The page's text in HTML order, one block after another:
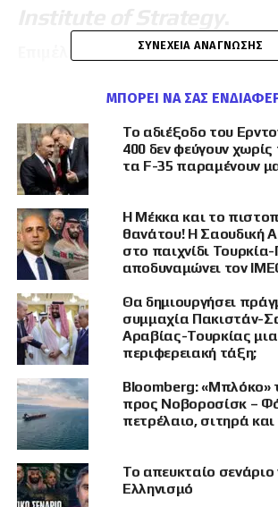
Χρήστος Κωνσταντινίδη
Στο άρθρο του, ο Ινδός στρατηγός
Κύπρου όχι ως μια απλή
διαμάχη, αλλά ως μια σύνθετη
σύγκρουση που επηρεάζει την
Ευρώπης, τη συνοχή του ΝΑΤΟ, τις
ισορροπίες και τη νέα παγκόσμια
αρχιτεκτονική.
Ο Rajan Kochhar περιγράφει την
Μεσόγειο ως ένα πεδίο όπου
ιστορία, εθνικισμός, ενεργειακά
στρατιωτική ισχύς και
κυριαρχίας. Όπως επισημαίνει, η
επιδιώκει να εδραιώσει
και να επιβάλει τη δική της
θαλάσσια δικαιώματα, ενώ η
Κύπρος στηρίζονται στο διεθνές
στην υπεράσπιση της εδαφικής
απέναντι στον τουρκικό
ΣΥΝΈΧΕΙΑ ΑΝΆΓΝΩΣΗΣ
ΜΠΟΡΕΊ ΝΑ ΣΑΣ
Το αδιέξοδο του
400 δεν φεύγουν
τα F-35 παραμένουν
Η Μέκκα και το
θανάτου! Η Σαουδική
στο παιχνίδι
αποδυναμώνει τον
Θα δημιουργήσει
συμμαχία Πακιστάν-
Αραβίας-Τουρκίας
περιφερειακή τάξη;
Bloomberg: «Μπλόκο»
προς Νοβοροσίσκ –
πετρέλαιο, σιτηρά
Το απευκταίο σενάριο
Ελληνισμό